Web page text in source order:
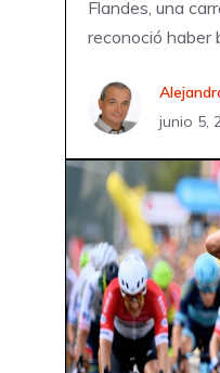
Flandes, una
reconoció haber
junio 5,